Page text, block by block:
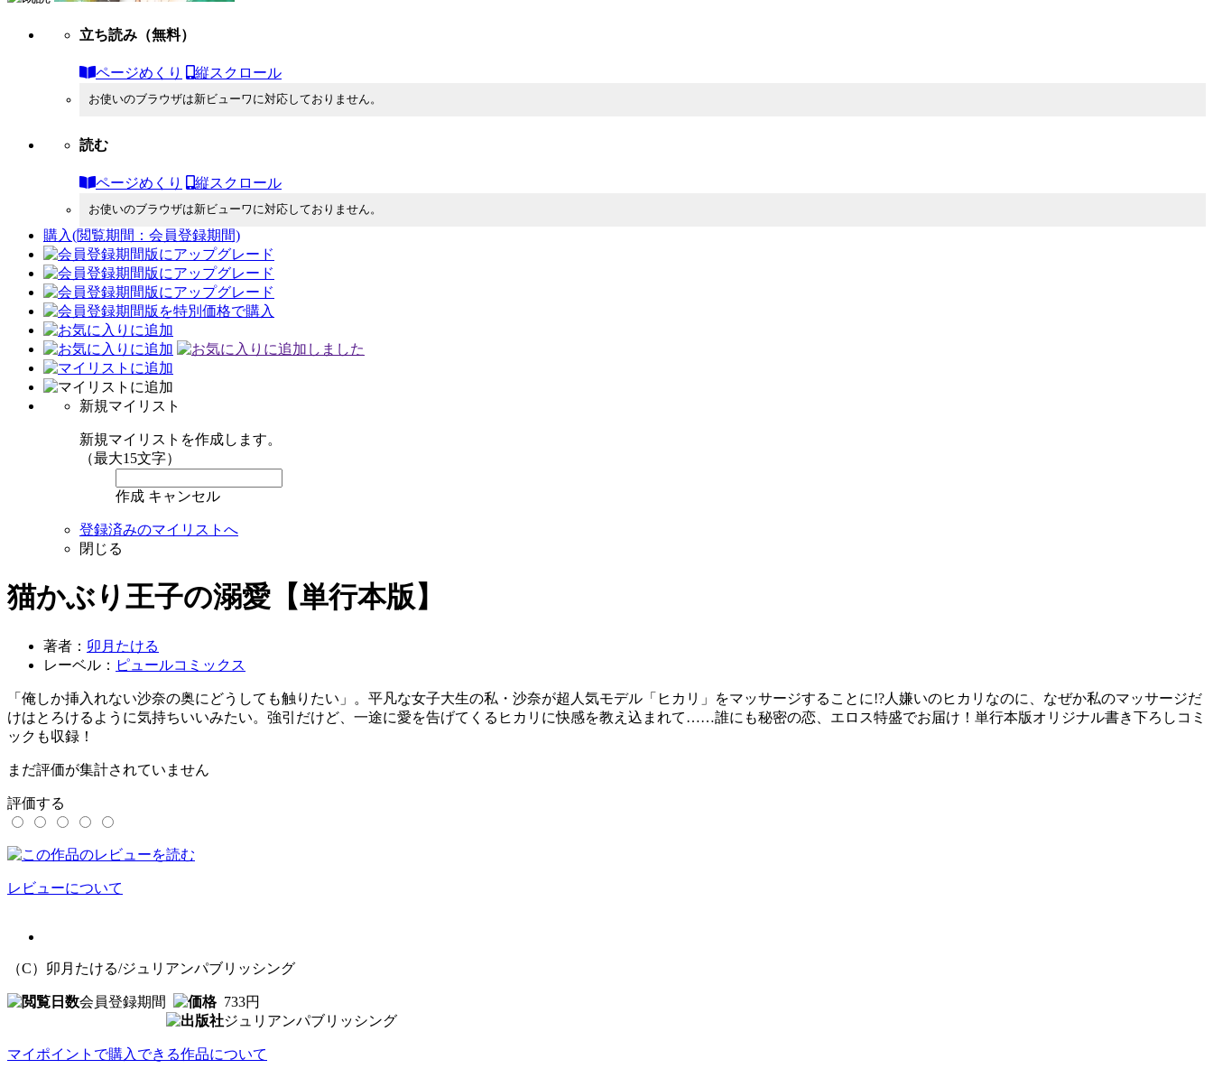
立ち読み （無料）
ページめくり 縦スクロール
お使いのブラウザは新ビューワに対応しておりません。
読む
ページめくり 縦スクロール
お使いのブラウザは新ビューワに対応しておりません。
購入(閲覧期間：会員登録期間)
新規マイリスト
新規マイリストを作成します。
（最大15文字）
作成 キャンセル
登録済みのマイリストへ
閉じる
猫かぶり王子の溺愛【単行本版】
著者： 卯月たける
レーベル： ピュールコミックス
「俺しか挿入れない沙奈の奥にどうしても触りたい」。平凡な女子大生の私・沙奈が超人気モデル「ヒカリ」をマッサージすることに!?人嫌いのヒカリなのに、なぜか私のマッサージだ
けはとろけるように気持ちいいみたい。強引だけど、一途に愛を告げてくるヒカリに快感を教え込まれて……誰にも秘密の恋、エロス特盛でお届け！単行本版オリジナル書き下ろしコミ
ックも収録！
まだ評価が集計されていません
評価する
レビューについて
（C）卯月たける/ジュリアンパブリッシング
会員登録期間
733円
ジュリアンパブリッシング
マイポイントで購入できる作品について